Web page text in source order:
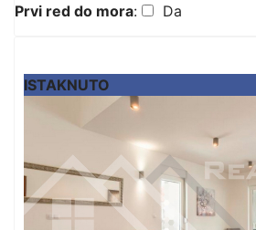
Prvi red do mora: Da
ISTAKNUTO